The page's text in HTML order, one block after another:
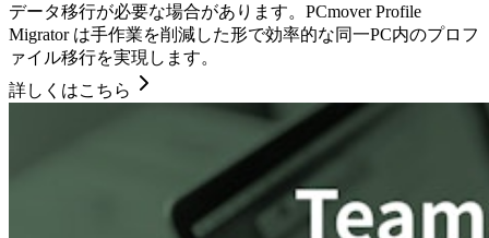
データ移行が必要な場合があります。PCmover Profile
Migrator は手作業を削減した形で効率的な同一PC内のプロフ
ァイル移行を実現します。
詳しくはこちら